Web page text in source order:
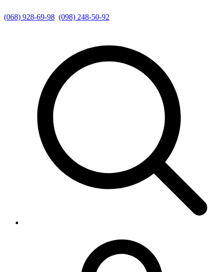
(068) 928-69-98 (098) 248-50-92